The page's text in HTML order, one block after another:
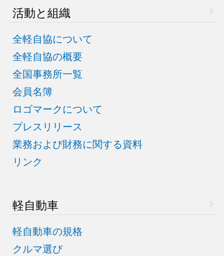
活動と組織
全軽自協について
全軽自協の概要
全国事務所一覧
会員名簿
ロゴマークについて
プレスリリース
業務および財務に関する資料
リンク
軽自動車
軽自動車の規格
クルマ選び